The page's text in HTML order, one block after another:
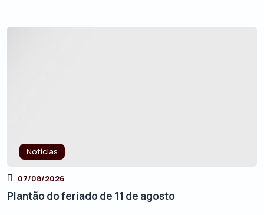
Notícias
07/08/2026
Plantão do feriado de 11 de agosto